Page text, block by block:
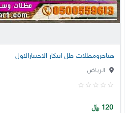
هناجرومظلات ظل ابتكار الاختيارالاول
الرياض
120 ﷼